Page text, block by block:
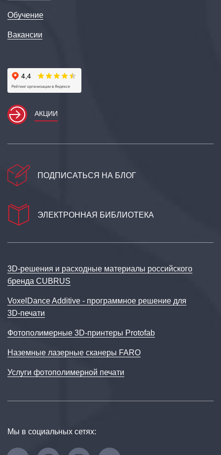
Обучение
Вакансии
АКЦИИ
ПОДПИСАТЬСЯ НА БЛОГ
ЭЛЕКТРОННАЯ БИБЛИОТЕКА
3D‑решения и расходные материалы российского
бренда CUBRUS
VoxelDance Additive - программное решение для
3D‑печати
Фотополимерные 3D-принтеры Protofab
Наземные лазерные сканеры FARO
Услуги фотополимерной печати
Мы в социальных сетях: